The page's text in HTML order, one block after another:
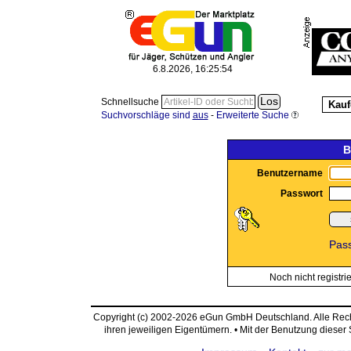
6.8.2026, 16:25:54
Schnellsuche
Suchvorschläge sind aus- Erweiterte Suche
Benutzername
Passwort
Noch nicht
Copyright (c) 2002-2026 eGun GmbH Deutschland. Alle
ihren jeweiligen Eigentümern. • Mit der Benutzung